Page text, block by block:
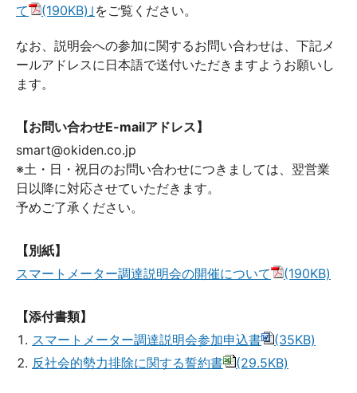
て
(190KB)｣ をご覧ください。
なお、説明会への参加に関するお問い合わせは、下記メ
ールアドレスに日本語で送付いただきますようお願いし
ます。
【お問い合わせE-mailアドレス】
smart@okiden.co.jp
※土・日・祝日のお問い合わせにつきましては、翌営業
日以降に対応させていただきます。
予めご了承ください。
【別紙】
スマートメーター調達説明会の開催について
(190KB)
【添付書類】
スマートメーター調達説明会参加申込書
(35KB)
反社会的勢力排除に関する誓約書
(29.5KB)